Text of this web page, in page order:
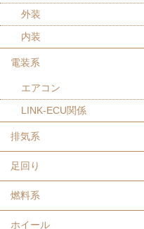
外装
内装
電装系
エアコン
LINK-ECU関係
排気系
足回り
燃料系
ホイール